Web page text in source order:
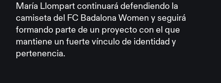
María Llompart continuará defendiendo la
camiseta del FC Badalona Women y seguirá
formando parte de un proyecto con el que
mantiene un fuerte vínculo de identidad y
pertenencia.